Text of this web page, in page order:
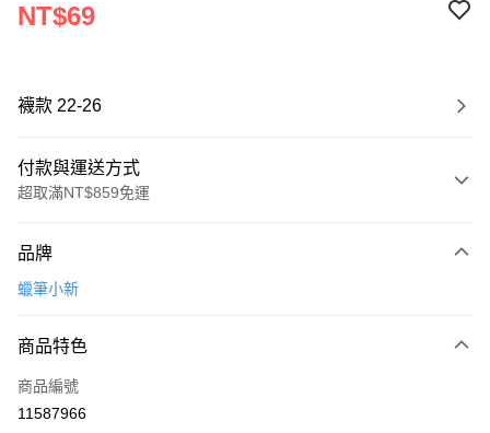
NT$69
襪款 22-26
付款與運送方式
超取滿NT$859免運
信用卡一次付款
LINE Pay
Apple Pay
品牌
蠟筆小新
商品特色
商品編號
11587966